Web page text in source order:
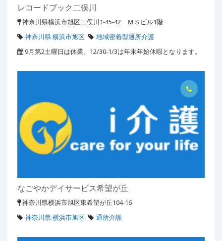
レコードブック二俣川
神奈川県横浜市旭区二俣川1-45-42 ＭＳビル1階
神奈川県 横浜市旭区
地域密着型通所介護
9月第2土曜日は休業、12/30-1/3は年末年始休暇となります。
なごやかデイサービス希望が丘
神奈川県横浜市旭区東希望が丘104-16
神奈川県 横浜市旭区
通所介護